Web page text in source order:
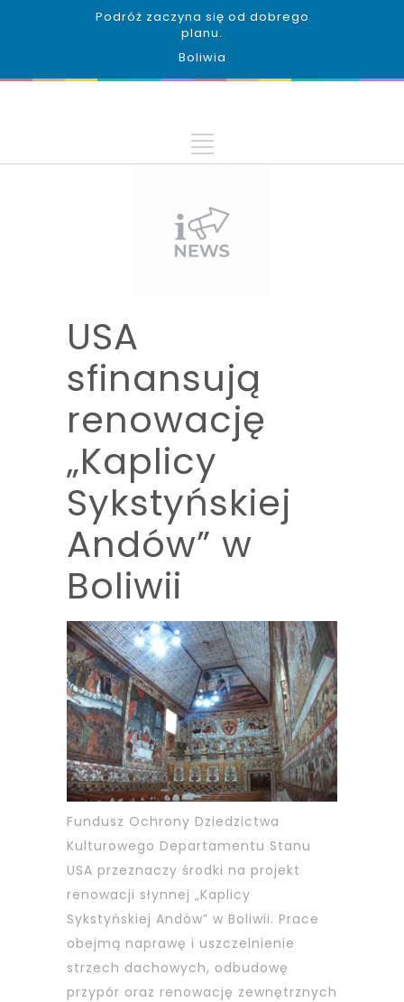
Podróż zaczyna się od dobrego
planu.
Boliwia
USA
sfinansują
renowację
„Kaplicy
Sykstyńskiej
Andów” w
Boliwii
Fundusz Ochrony Dziedzictwa
Kulturowego Departamentu Stanu
USA przeznaczy środki na projekt
renowacji słynnej „Kaplicy
Sykstyńskiej Andów” w Boliwii. Prace
obejmą naprawę i uszczelnienie
strzech dachowych, odbudowę
przypór oraz renowację zewnętrznych